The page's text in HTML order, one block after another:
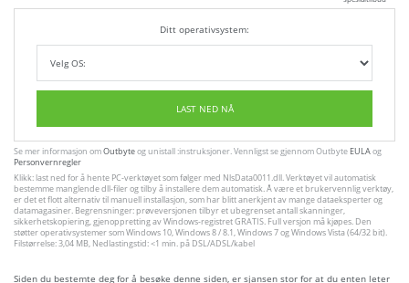
Ditt operativsystem:
LAST NED NÅ
Se mer informasjon omOutbyteog unistall :instruksjoner. Vennligst se gjennom Outbyte EULAog
Personvernregler
Klikk: last ned for å hente PC-verktøyet som følger med NlsData0011.dll. Verktøyet vil automatisk
bestemme manglende dll-filer og tilby å installere dem automatisk. Å være et brukervennlig verktøy,
er det et flott alternativ til manuell installasjon, som har blitt anerkjent av mange dataeksperter og
datamagasiner. Begrensninger: prøveversjonen tilbyr et ubegrenset antall skanninger,
sikkerhetskopiering, gjenoppretting av Windows-registret GRATIS. Full versjon må kjøpes. Den
støtter operativsystemer som Windows 10, Windows 8 / 8.1, Windows 7 og Windows Vista (64/32 bit).
Filstørrelse: 3,04 MB, Nedlastingstid: <1 min. på DSL/ADSL/kabel
Siden du bestemte deg for å besøke denne siden, er sjansen stor for at du enten leter